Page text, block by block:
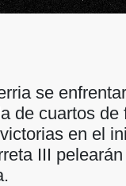
se
de cuartos de
en el
III